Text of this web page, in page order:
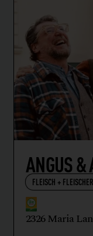
ANGUS &
FLEISCH +
2326 Maria